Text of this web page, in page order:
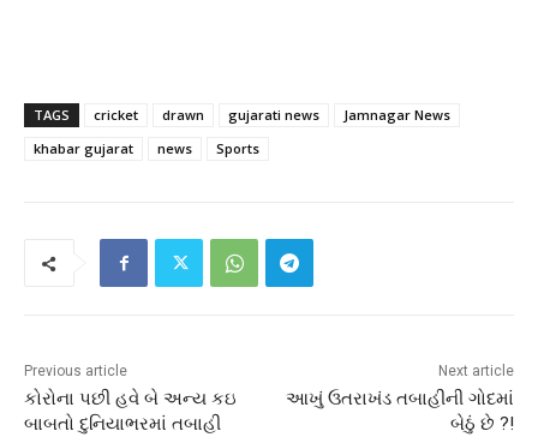
TAGS cricket drawn gujarati news
Jamnagar News
khabar gujarat
news Sports
Previous article
કોરોના પછી હવે બે અન્ય કઇ
બાબતો દુનિયાભરમાં તબાહી
Next article
આખું ઉતરાખંડ તબાહીની ગોદમાં
બેઠું છે ?!